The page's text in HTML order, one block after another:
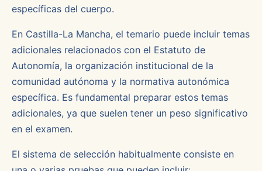
específicas del cuerpo.
En Castilla-La Mancha, el temario puede incluir temas
adicionales relacionados con el Estatuto de
Autonomía, la organización institucional de la
comunidad autónoma y la normativa autonómica
específica. Es fundamental preparar estos temas
adicionales, ya que suelen tener un peso significativo
en el examen.
El sistema de selección habitualmente consiste en